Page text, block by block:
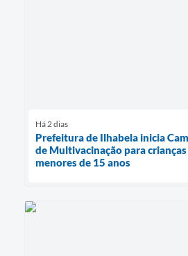
Há 2 dias
Prefeitura de Ilhabela inicia
de Multivacinação para
menores de 15 anos